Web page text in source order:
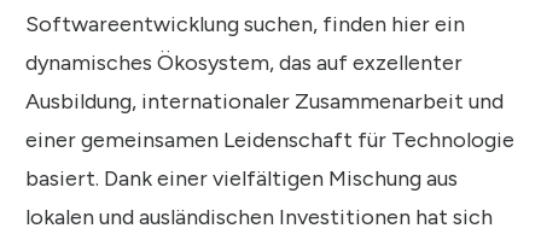
Softwareentwicklung suchen, finden hier ein
dynamisches Ökosystem, das auf exzellenter
Ausbildung, internationaler Zusammenarbeit und
einer gemeinsamen Leidenschaft für Technologie
basiert. Dank einer vielfältigen Mischung aus
lokalen und ausländischen Investitionen hat sich